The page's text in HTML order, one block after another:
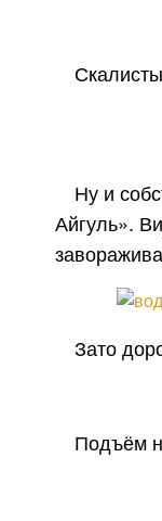
Ну и
Айгуль».
Зато
Подъём